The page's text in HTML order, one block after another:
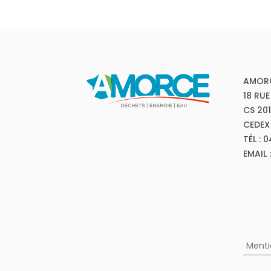
18
CS
CEDEX
TÉL :
EMAIL